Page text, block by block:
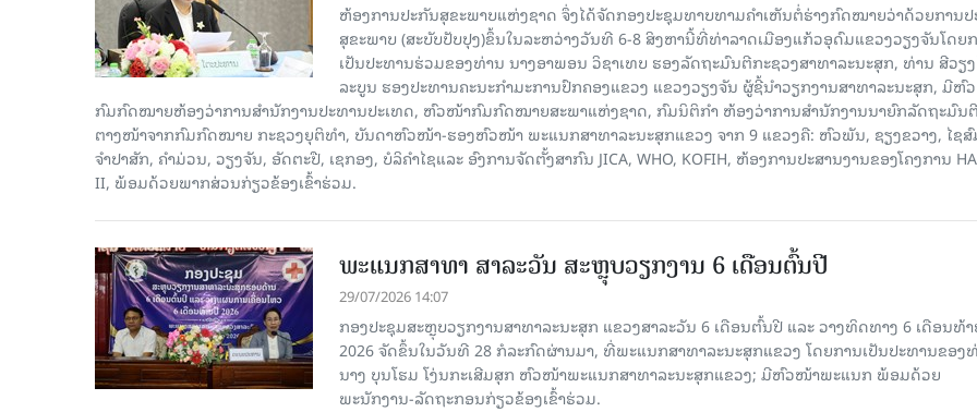
ຫ້ອງການປະກັນສຸຂະພາບແຫ່ງຊາດ ຈຶ່ງໄດ້ຈັດກອງປະຊຸມທາບທາມຄໍາເຫັນຕໍ່ຮ່າງກົດໝາຍວ່າດ້ວຍການ
ສຸຂະພາບ (ສະບັບປັບປຸງ)ຂຶ້ນໃນລະຫວ່າງວັນທີ 6-8 ສິງຫານີ້ທີ່ທ່າລາດເມືອງແກ້ວອຸດົມແຂວງວຽງຈັນໂດຍ
ເປັນປະທານຮ່ວມຂອງທ່ານ ນາງອາພອນ ວິຊາເທບ ຮອງລັດຖະມົນຕີກະຊວງສາທາລະນະສຸກ, ທ່ານ ສີວຽ
ລະບູນ ຮອງປະທານຄະນະກຳມະການປົກຄອງແຂວງ ແຂວງວຽງຈັນ ຜູ້ຊີ້ນໍາວຽກງານສາທາລະນະສຸກ, ມີຫົ
ກົມກົດໝາຍຫ້ອງວ່າການສໍານັກງານປະທານປະເທດ, ຫົວໜ້າກົມກົດໝາຍສະພາແຫ່ງຊາດ, ກົມນິຕິກຳ ຫ້ອງວ່າການສໍານັກງານນາຍົກລັດຖະມົນ
ຕາງໜ້າຈາກກົມກົດໝາຍ ກະຊວງຍຸຕິທໍາ, ບັນດາຫົວໜ້າ-ຮອງຫົວໜ້າ ພະແນກສາທາລະນະສຸກແຂວງ ຈາກ 9 ແຂວງຄື: ຫົວພັນ, ຊຽງຂວາງ, ໄຊ
ຈຳປາສັກ, ຄໍາມ່ວນ, ວຽງຈັນ, ອັດຕະປື, ເຊກອງ, ບໍລິຄໍາໄຊແລະ ອົງການຈັດຕັ້ງສາກົນ JICA, WHO, KOFIH, ຫ້ອງການປະສານງານຂອງໂຄງການ
II, ພ້ອມດ້ວຍພາກສ່ວນກ່ຽວຂ້ອງເຂົ້າຮ່ວມ.
ພະແນກສາທາ ສາລະວັນ ສະຫຼຸບວຽກງານ 6 ເດືອນຕົ້ນປີ
29/07/2026 14:07
ກອງປະຊຸມສະຫຼຸບວຽກງານສາທາລະນະສຸກ ແຂວງສາລະວັນ 6 ເດືອນຕົ້ນປີ ແລະ ວາງທິດທາງ 6 ເດືອນທ້
2026 ຈັດຂຶ້ນໃນວັນທີ 28 ກໍລະກົດຜ່ານມາ, ທີ່ພະແນກສາທາລະນະສຸກແຂວງ ໂດຍການເປັນປະທານຂອງ
ນາງ ບຸນໂຮມ ໂງ່ນກະເສີມສຸກ ຫົວໜ້າພະແນກສາທາລະນະສຸກແຂວງ; ມີຫົວໜ້າພະແນກ ພ້ອມດ້ວຍ
ພະນັກງານ-ລັດຖະກອນກ່ຽວຂ້ອງເຂົ້າຮ່ວມ.